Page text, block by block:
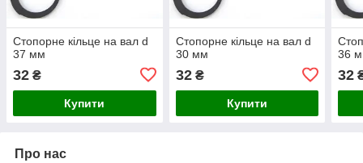
Стопорне кільце на вал d
37 мм
32 ₴
Купити
Стопорне кільце на вал d
30 мм
32₴
Купити
36
32
Про нас